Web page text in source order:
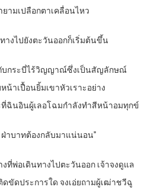
ามเปลือกตาเคลื่อนไหว
างไปยังตะวันออกก็เริ่มต้นขึ้น
บกระบี่ไร้วิญญาณ์ซึ่งเป็นสัญลักษณ์
น้าเปื้อนยิ้มเขาหัวเราะอย่าง
นอินผู้เลอโฉมกำลังทำสีหน้าอมทุกข์
ฝ่าบาทต้องกลับมาแน่นอน”
ที่พ่อเดินทางไปตะวันออก เจ้าจงดูแล
ดขัดประการใด จงเอ่ยถามผู้เฒ่าชวีฉู